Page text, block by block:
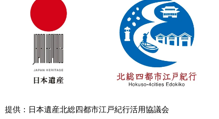
提供：日本遺産北総四都市江戸紀行活用協議会